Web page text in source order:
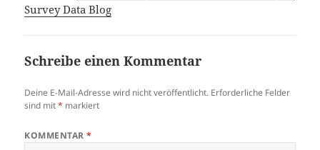
Survey Data Blog
Schreibe einen Kommentar
Deine E-Mail-Adresse wird nicht veröffentlicht. Erforderliche Felder
sind mit* markiert
KOMMENTAR*